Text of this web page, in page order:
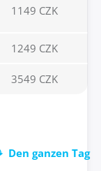
1149 CZK
1249 CZK
3549 CZK
Den ganzen Tag